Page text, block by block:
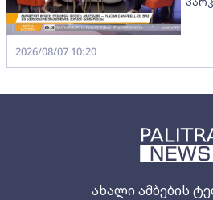
ახალი ამბების
2026/08/07 10:20